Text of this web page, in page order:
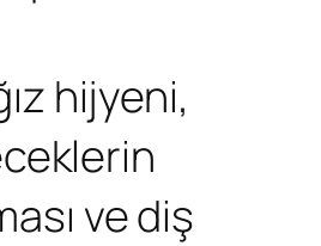
hijyeni,
ve diş